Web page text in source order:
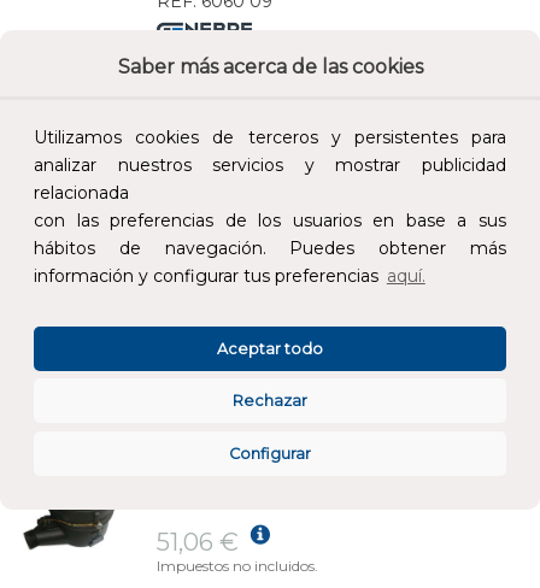
Saber más acerca de las cookies
Utilizamos cookies de terceros y persistentes para
analizar nuestros servicios y mostrar publicidad
relacionada
con las preferencias de los usuarios en base a sus
hábitos de navegación. Puedes obtener más
información y configurar tus preferencias aquí.
Configurar
Rechazar
Aceptar todo
Añade al carrito y sigue el proceso de
370,60 €
AÑADIR AL CARRITO
REF:6029P 05
compra para ver la disponibilidad y los
51,06 €
Impuestos no incluidos.